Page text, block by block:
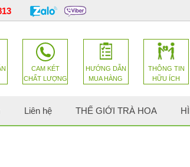
CAM KÉT
CHẤT LƯỢNG
HƯỚNG DẪN
MUA HÀNG
THÔNG TIN
HỮU ÍCH
Liên hệ THẾ GIỚI TRÀ HOA